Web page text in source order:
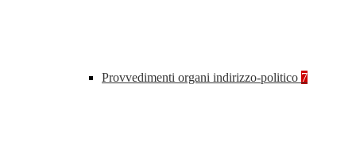
Provvedimenti organi indirizzo-politico 7